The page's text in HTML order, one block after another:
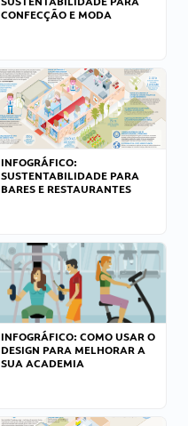
CONFECÇÃO E MODA
INFOGRÁFICO:
SUSTENTABILIDADE PARA
BARES E RESTAURANTES
INFOGRÁFICO: COMO USAR O
DESIGN PARA MELHORAR A
SUA ACADEMIA